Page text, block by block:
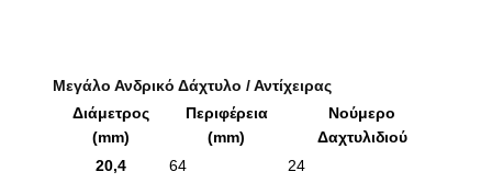
Μεγάλο Ανδρικό Δάχτυλο / Αντίχειρας
Διάμετρος
(mm)
Περιφέρεια
(mm)
Νούμερο
Δαχτυλιδιού
20,4
64
24